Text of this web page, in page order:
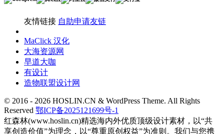
友情链接 自助申请友链
MaClick 汉化
大海资源网
早道大咖
有设计
造物联盟设计网
© 2016 - 2026 HOSLIN.CN & WordPress Theme. All Rights
Reserved 鄂ICP备2025121699号-1
红森林(www.hoslin.cn)精选海内外优质顶级设计素材，以“共
享创造价值”为理念，以“尊重原创权益”为准则。我们与您携